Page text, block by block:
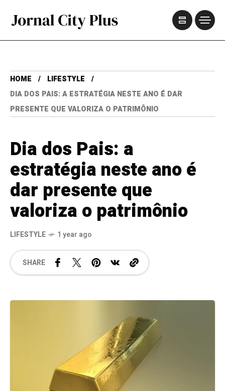
HOME
LIFESTYLE
DIA DOS PAIS: A ESTRATÉGIA NESTE ANO É DAR
PRESENTE QUE VALORIZA O PATRIMÔNIO
Dia dos Pais: a
estratégia neste ano é
dar presente que
valoriza o patrimônio
LIFESTYLE 1 year ago
SHARE